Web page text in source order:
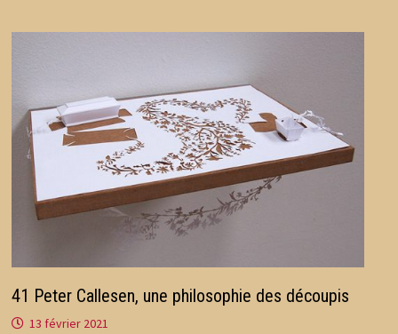
41 Peter Callesen, une philosophie des découpis
13 février 2021